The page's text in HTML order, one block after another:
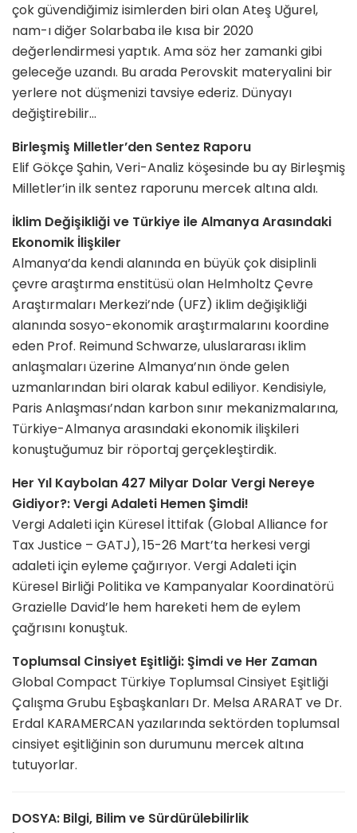
çok güvendiğimiz isimlerden biri olan Ateş Uğurel,
nam-ı diğer Solarbaba ile kısa bir 2020
değerlendirmesi yaptık. Ama söz her zamanki gibi
geleceğe uzandı. Bu arada Perovskit materyalini bir
yerlere not düşmenizi tavsiye ederiz. Dünyayı
değiştirebilir…
Birleşmiş Milletler’den Sentez Raporu
Elif Gökçe Şahin, Veri-Analiz köşesinde bu ay Birleşmiş
Milletler’in ilk sentez raporunu mercek altına aldı.
İklim Değişikliği ve Türkiye ile Almanya Arasındaki
Ekonomik İlişkiler
Almanya’da kendi alanında en büyük çok disiplinli
çevre araştırma enstitüsü olan Helmholtz Çevre
Araştırmaları Merkezi’nde (UFZ) iklim değişikliği
alanında sosyo-ekonomik araştırmalarını koordine
eden Prof. Reimund Schwarze, uluslararası iklim
anlaşmaları üzerine Almanya’nın önde gelen
uzmanlarından biri olarak kabul ediliyor. Kendisiyle,
Paris Anlaşması’ndan karbon sınır mekanizmalarına,
Türkiye-Almanya arasındaki ekonomik ilişkileri
konuştuğumuz bir röportaj gerçekleştirdik.
Her Yıl Kaybolan 427 Milyar Dolar Vergi Nereye
Gidiyor?: Vergi Adaleti Hemen Şimdi!
Vergi Adaleti için Küresel İttifak (Global Alliance for
Tax Justice – GATJ), 15-26 Mart’ta herkesi vergi
adaleti için eyleme çağırıyor. Vergi Adaleti için
Küresel Birliği Politika ve Kampanyalar Koordinatörü
Grazielle David’le hem hareketi hem de eylem
çağrısını konuştuk.
Toplumsal Cinsiyet Eşitliği: Şimdi ve Her Zaman
Global Compact Türkiye Toplumsal Cinsiyet Eşitliği
Çalışma Grubu Eşbaşkanları Dr. Melsa ARARAT ve Dr.
Erdal KARAMERCAN yazılarında sektörden toplumsal
cinsiyet eşitliğinin son durumunu mercek altına
tutuyorlar.
DOSYA: Bilgi, Bilim ve Sürdürülebilirlik